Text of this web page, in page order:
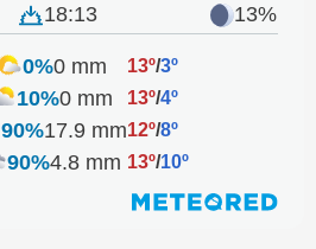
18:13 13%
0%0 mm 13º/3º
10%0 mm 13º/4º
90%17.9 mm12º/8º
90%4.8 mm 13º/10º